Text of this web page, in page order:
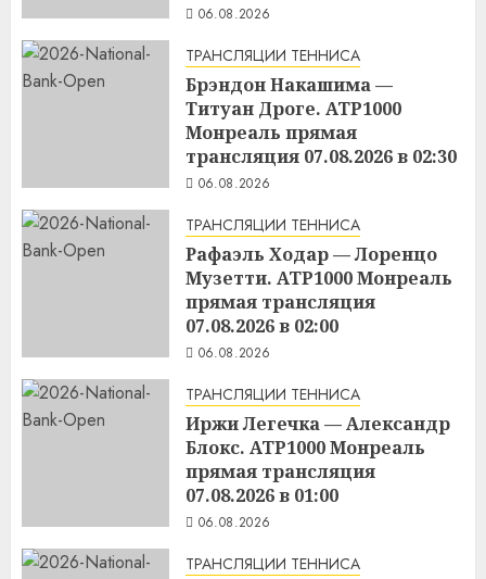
06.08.2026
ТРАНСЛЯЦИИ ТЕННИСА
Брэндон Накашима —
Титуан Дроге. ATP1000
Монреаль прямая
трансляция 07.08.2026 в 02:30
06.08.2026
ТРАНСЛЯЦИИ ТЕННИСА
Рафаэль Ходар — Лоренцо
Музетти. ATP1000 Монреаль
прямая трансляция
07.08.2026 в 02:00
06.08.2026
ТРАНСЛЯЦИИ ТЕННИСА
Иржи Легечка — Александр
Блокс. ATP1000 Монреаль
прямая трансляция
07.08.2026 в 01:00
06.08.2026
ТРАНСЛЯЦИИ ТЕННИСА